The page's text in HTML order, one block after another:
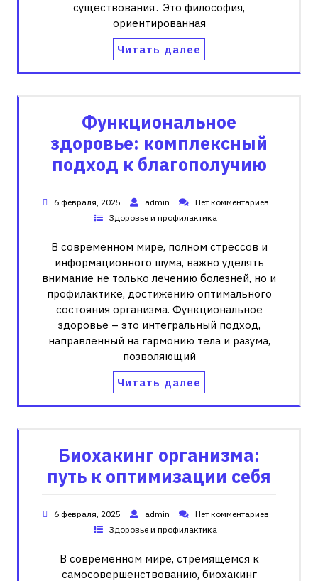
существования․ Это философия,
ориентированная
Читать далее
Функциональное
здоровье: комплексный
подход к благополучию
6 февраля, 2025 admin
Нет комментариев
Здоровье и профилактика
В современном мире, полном стрессов и
информационного шума, важно уделять
внимание не только лечению болезней, но и
профилактике, достижению оптимального
состояния организма. Функциональное
здоровье – это интегральный подход,
направленный на гармонию тела и разума,
позволяющий
Читать далее
Биохакинг организма:
путь к оптимизации себя
6 февраля, 2025 admin
Нет комментариев
Здоровье и профилактика
В современном мире, стремящемся к
самосовершенствованию, биохакинг